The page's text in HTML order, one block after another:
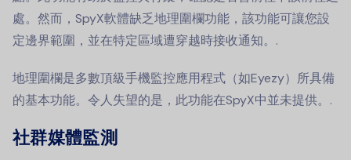
處。然而，SpyX軟體缺乏地理圍欄功能，該功能可讓您設
定邊界範圍，並在特定區域遭穿越時接收通知。.
地理圍欄是多數頂級手機監控應用程式（如Eyezy）所具備
的基本功能。令人失望的是，此功能在SpyX中並未提供。.
社群媒體監測